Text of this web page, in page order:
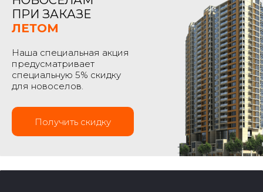
ПРИ ЗАКАЗЕ
ЛЕТОМ
Наша специальная акция
предусматривает
специальную 5% скидку
для новоселов.
Получить скидку